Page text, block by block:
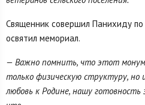
Священник совершил Панихиду
освятил мемориал.
— Важно помнить, что этот
только физическую структуру, но
любовь к Родине, нашу